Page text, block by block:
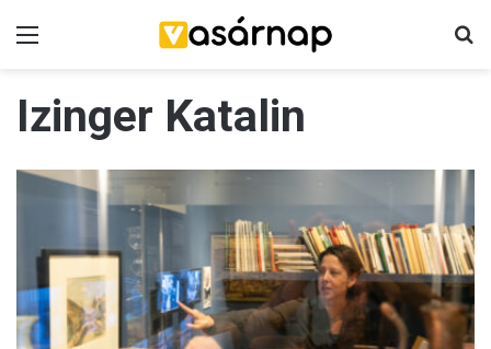
Izinger Katalin